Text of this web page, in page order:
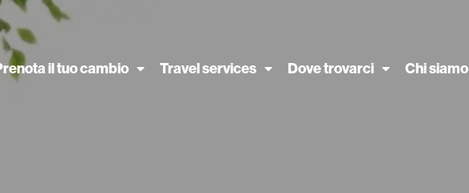
il tuo cambio Travel services Dove trovarci Chi siamo